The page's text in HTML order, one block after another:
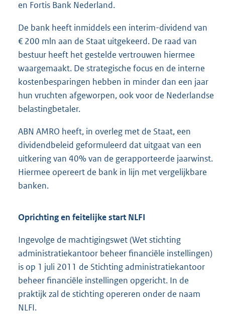
en Fortis Bank Nederland.
De bank heeft inmiddels een interim-dividend van
€ 200 mln aan de Staat uitgekeerd. De raad van
bestuur heeft het gestelde vertrouwen hiermee
waargemaakt. De strategische focus en de interne
kostenbesparingen hebben in minder dan een jaar
hun vruchten afgeworpen, ook voor de Nederlandse
belastingbetaler.
ABN AMRO heeft, in overleg met de Staat, een
dividendbeleid geformuleerd dat uitgaat van een
uitkering van 40% van de gerapporteerde jaarwinst.
Hiermee opereert de bank in lijn met vergelijkbare
banken.
Oprichting en feitelijke start NLFI
Ingevolge de machtigingswet (Wet stichting
administratiekantoor beheer financiële instellingen)
is op 1 juli 2011 de Stichting administratiekantoor
beheer financiële instellingen opgericht. In de
praktijk zal de stichting opereren onder de naam
NLFI.